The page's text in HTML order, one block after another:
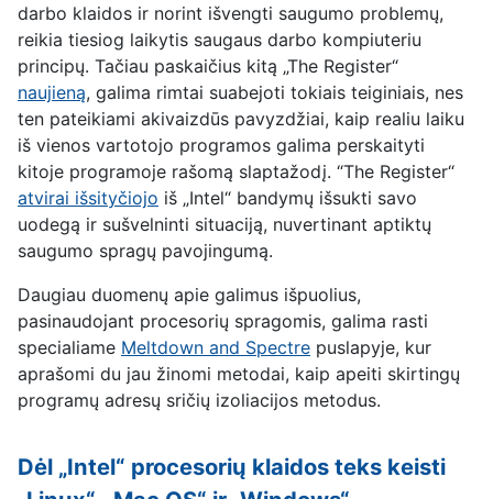
darbo klaidos ir norint išvengti saugumo problemų,
reikia tiesiog laikytis saugaus darbo kompiuteriu
principų. Tačiau paskaičius kitą „The Register“
naujieną, galima rimtai suabejoti tokiais teiginiais, nes
ten pateikiami akivaizdūs pavyzdžiai, kaip realiu laiku
iš vienos vartotojo programos galima perskaityti
kitoje programoje rašomą slaptažodį. “The Register“
atvirai išsityčiojo iš „Intel“ bandymų išsukti savo
uodegą ir sušvelninti situaciją, nuvertinant aptiktų
saugumo spragų pavojingumą.
Daugiau duomenų apie galimus išpuolius,
pasinaudojant procesorių spragomis, galima rasti
specialiame Meltdown and Spectre puslapyje, kur
aprašomi du jau žinomi metodai, kaip apeiti skirtingų
programų adresų sričių izoliacijos metodus.
Dėl „Intel“ procesorių klaidos teks keisti